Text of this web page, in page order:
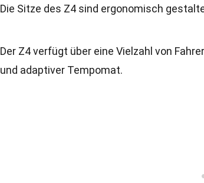
Die Sitze des Z4 sind ergonomisch
Der Z4 verfügt über eine Vielzahl von
und adaptiver Tempomat.